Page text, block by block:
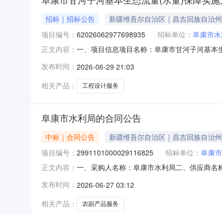
招标｜招标公告 新疆维吾尔自治区｜昌吉回族自治
项目编号： 62026062977698935 招标单位： 阜康市
正文内容： 一、项目信息项目名称：阜康市甘河子河基
务核心参数要求:商品类目:工程设计服务;阜康
发布时间： 2026-06-29 21:03
相关产品：
工程设计服务
阜康市水利局的合同公告
中标｜合同公告 新疆维吾尔自治区｜昌吉回族自治
项目编号： 2991101000029116825 招标单位： 阜康
正文内容： 一、采购人名称：阜康市水利局二、供应商
1.0066006600服务要求或标的基本概况：七
发布时间： 2026-06-27 03:12
相关产品：
农副产品服务